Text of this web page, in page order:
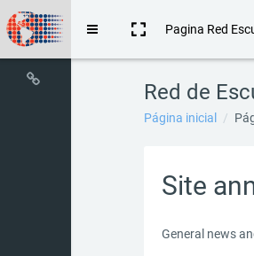
Painel lateral
Pagina Red
Red de
Página inicial
Site
General news